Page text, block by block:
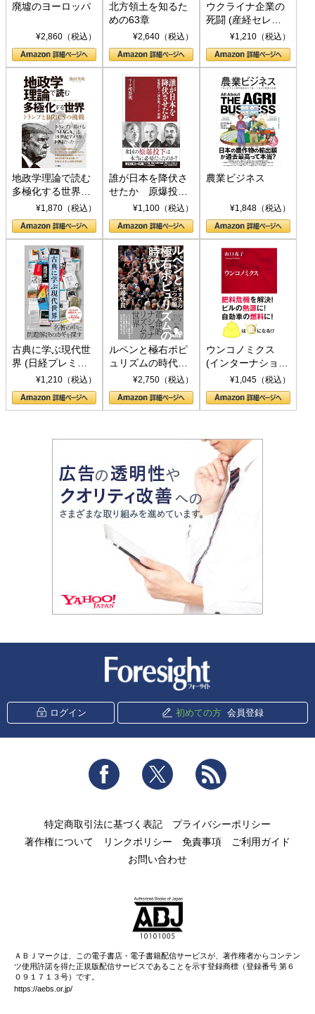
廃墟のヨーロッパ
¥2,860（税込）
北方領土を知るた
めの63章
¥2,640（税込）
ウクライナ企業の
死闘 (産経セレク
ト S 039)¥1,210（税込）
地政学理論で読む
多極化する世界：
トランプとBRICS
の挑戦
¥1,870（税込）
誰が日本を降伏さ
せたか 原爆投
下、ソ連参戦、そ
して聖断 (PHP新
書)
¥1,100（税込）
農業ビジネス
¥1,848（税込）
古典に学ぶ現代世
界 (日経プレミア
シリーズ)¥1,210（税込）
ルペンと極右ポピ
ュリズムの時代：
〈ヤヌス〉の二つ
の顔
¥2,750（税込）
ウンコノミクス
(インターナショナ
ル新書)¥1,045（税込）
ログイン 初めての方 会員登録
Facebook Twitter
特定商取引法に基づく表記
プライバシーポリシー
著作権について
リンクポリシー 免責事項
ご利用ガイド
お問い合わせ
ＡＢＪマークは、この電子書店・電子書籍配信サービスが、著作権者からコンテン
ツ使用許諾を得た正規版配信サービスであることを示す登録商標（登録番号 第６
０９１７１３号）です。
https://aebs.or.jp/